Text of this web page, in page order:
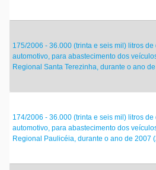
175/2006 - 36.000 (trinta e seis mil) litros
automotivo, para abastecimento dos
Regional Santa Terezinha, durante o ano
174/2006 - 36.000 (trinta e seis mil) litros
automotivo, para abastecimento dos
Regional Paulicéia, durante o ano de 2007